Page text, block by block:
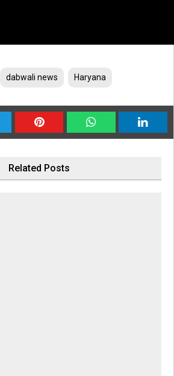
dabwali news Haryana
Related Posts